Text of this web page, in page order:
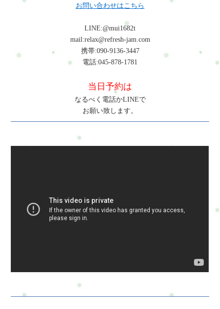
お問い合わせはこちら
LINE:@mui1682t
mail:relax@refresh-jam.com
携帯:090-9136-3447
電話:045-878-1781
当日予約は
なるべく電話かLINEで
お願い致します。